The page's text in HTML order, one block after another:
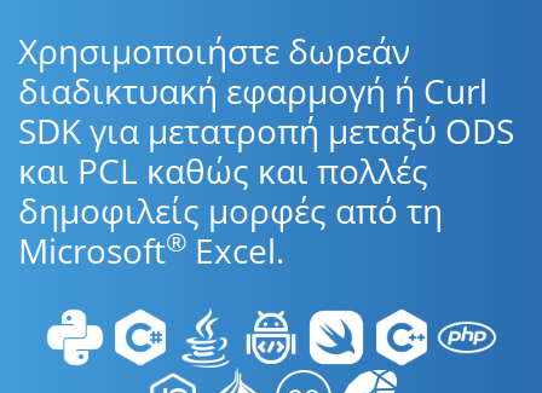
Χρησιμοποιήστε δωρεάν
διαδικτυακή εφαρμογή ή Curl
SDK για μετατροπή μεταξύ ODS
και PCL καθώς και πολλές
δημοφιλείς μορφές από τη
Microsoft® Excel.